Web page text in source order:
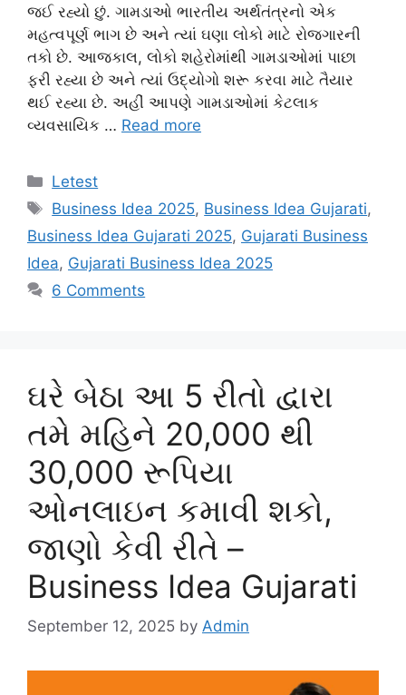
જઈ રહ્યો છું. ગામડાઓ ભારતીય અર્થતંત્રનો એક
મહત્વપૂર્ણ ભાગ છે અને ત્યાં ઘણા લોકો માટે રોજગારની
તકો છે. આજકાલ, લોકો શહેરોમાંથી ગામડાઓમાં પાછા
ફરી રહ્યા છે અને ત્યાં ઉદ્યોગો શરૂ કરવા માટે તૈયાર
થઈ રહ્યા છે. અહીં આપણે ગામડાઓમાં કેટલાક
વ્યવસાયિક … Read more
Categories
Letest
Tags
Business Idea 2025, Business Idea Gujarati,
Business Idea Gujarati 2025, Gujarati Business
Idea, Gujarati Business Idea 2025
6 Comments
ઘરે બેઠા આ 5 રીતો દ્વારા
તમે મહિને 20,000 થી
30,000 રૂપિયા
ઓનલાઇન કમાવી શકો,
જાણો કેવી રીતે –
Business Idea Gujarati
September 12, 2025 by Admin